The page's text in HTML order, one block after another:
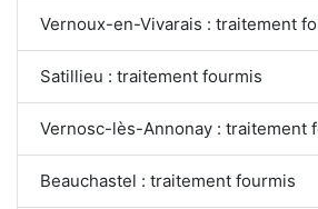
Vernoux-en-Vivarais : traitement
Satillieu : traitement fourmis
Vernosc-lès-Annonay : traitement
Beauchastel : traitement fourmis